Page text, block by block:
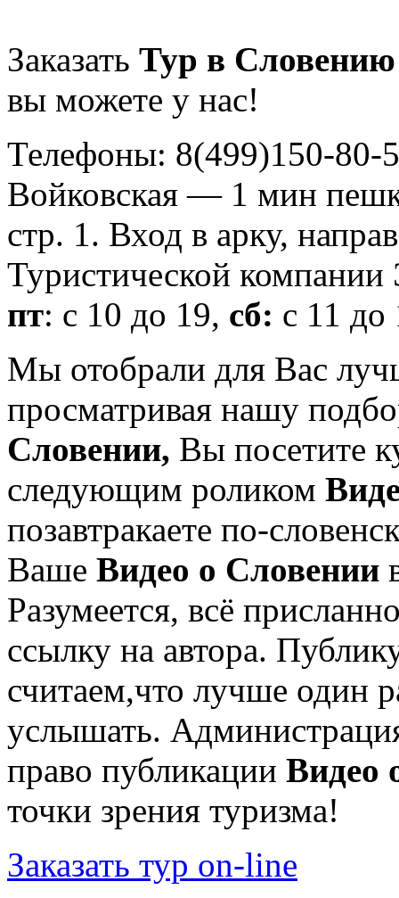
Заказать Тур в Словению
вы можете у нас!
Телефоны: 8(499)150-80-
Войковская — 1 мин
стр. 1. Вход в арку,
Туристической
пт: с 10 до 19, сб: с 11
Мы отобрали для Вас
просматривая нашу
Словении, Вы посетите
следующим роликом
позавтракаете по-
Ваше Видео о Словении
Разумеется, всё
ссылку на автора.
считаем,что лучше один
услышать.
право публикации Видео
точки зрения туризма!
Заказать тур on-line